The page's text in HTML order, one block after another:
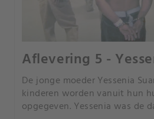
Aflevering 5 -
De jonge moeder Yessenia
kinderen worden vanuit hun
opgegeven. Yessenia was de